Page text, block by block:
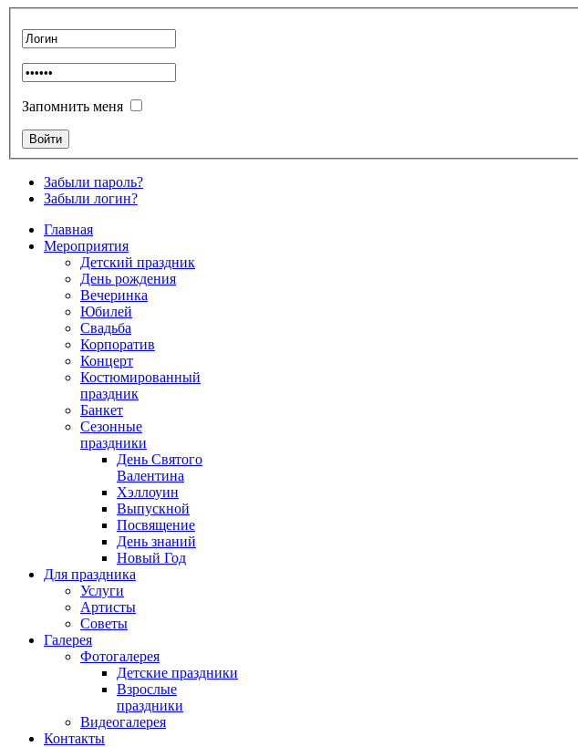
Запомнить меня
Забыли пароль?
Забыли логин?
Главная
Мероприятия
Детский праздник
День рождения
Вечеринка
Юбилей
Свадьба
Корпоратив
Концерт
Костюмированный
праздник
Банкет
Сезонные
праздники
День Святого
Валентина
Хэллоуин
Выпускной
Посвящение
День знаний
Новый Год
Для праздника
Услуги
Артисты
Советы
Галерея
Фотогалерея
Детские праздники
Взрослые
праздники
Видеогалерея
Контакты